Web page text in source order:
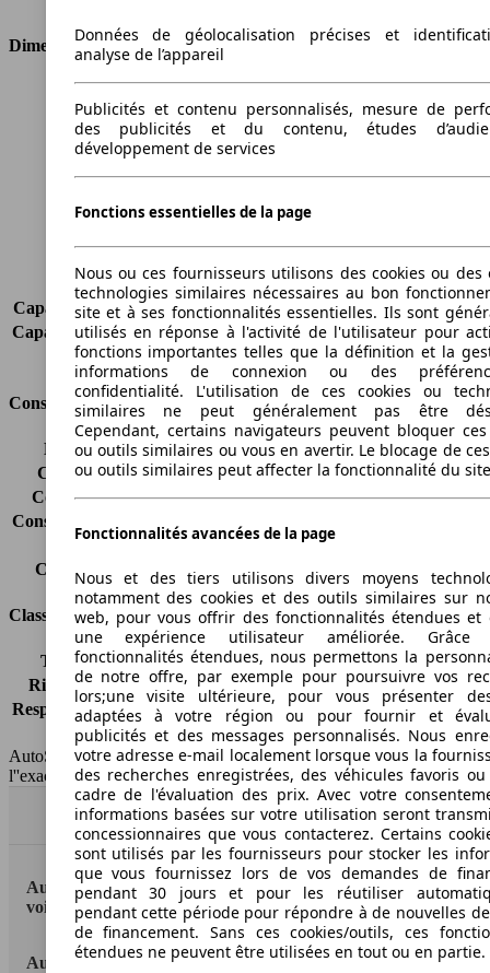
Dimensions
Hauteur
1415 mm
Largeur
1739 mm
Empattement
Charge maximale
500 kg
Charge sur toit
75 kg
Capacité de remorquage (sans freins) 720 kg
Capacité de remorquage (avec freins) 1700 kg
Volume du coffre
440 l
Consommation
Émissions de CO2*
240 g/km (komb.)
Consommation (ville)
13.5 l/100km
Consommation (route)
7.9 l/100km
Consommation (combinée)*
Classe d'émissions
pas d'information
Capacité du réservoir
63 l
Classes d'assurance
Tous risques
-
Risques partiels
-
Responsabilité civile
HSN/TSN
MBM28x2Cxxxx/EU31
AutoScout24 France SAS décline toute responsabilité concernant
l''exactitude des indications fournies.
Haut
AutoScout24: la plus grande plateforme en ligne de
voitures en Europe
AutoScout24
Données de géolocalisation précises et
analyse de l’appareil
Publicités et contenu personnalisés, mesure de
des publicités et du contenu, études
développement de services
Fonctions essentielles de la page
Nous ou ces fournisseurs utilisons des cookies ou des
technologies similaires nécessaires au bon
site et à ses fonctionnalités essentielles. Ils sont
utilisés en réponse à l'activité de l'utilisateur pour
fonctions importantes telles que la définition et la
informations de connexion ou des
confidentialité. L'utilisation de ces cookies ou
similaires ne peut généralement pas être
Cependant, certains navigateurs peuvent bloquer ces
ou outils similaires ou vous en avertir. Le blocage de
ou outils similaires peut affecter la fonctionnalité du
Fonctionnalités avancées de la page
Nous et des tiers utilisons divers moyens
notamment des cookies et des outils similaires sur
web, pour vous offrir des fonctionnalités étendues et
une expérience utilisateur améliorée.
fonctionnalités étendues, nous permettons la
de notre offre, par exemple pour poursuivre vos
lors;une visite ultérieure, pour vous présenter
adaptées à votre région ou pour fournir et
publicités et des messages personnalisés. Nous
votre adresse e-mail localement lorsque vous la
des recherches enregistrées, des véhicules favoris
cadre de l'évaluation des prix. Avec votre
informations basées sur votre utilisation seront
concessionnaires que vous contacterez. Certains
sont utilisés par les fournisseurs pour stocker les
que vous fournissez lors de vos demandes de
pendant 30 jours et pour les réutiliser
pendant cette période pour répondre à de nouvelles
de financement. Sans ces cookies/outils, ces
étendues ne peuvent être utilisées en tout ou en partie.